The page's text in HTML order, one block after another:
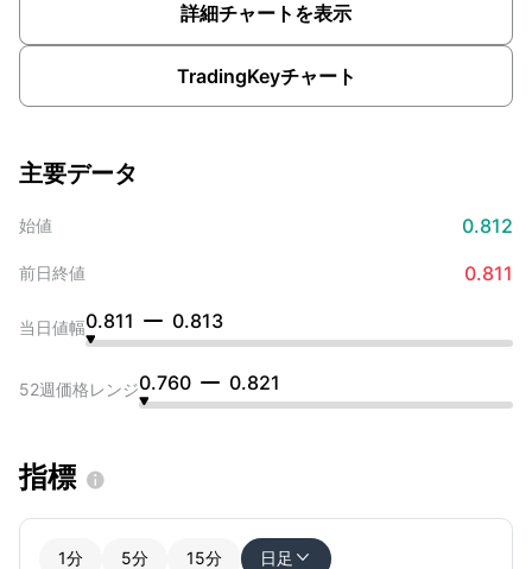
詳細チャートを表示
TradingKeyチャート
主要データ
始値 0.812
前日終値 0.811
当日値幅0.811 0.813
52週価格レンジ0.760 0.821
指標 
1分 5分 15分 日足 